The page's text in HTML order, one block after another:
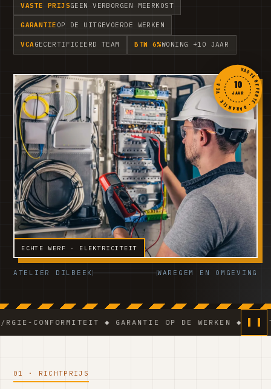
VASTE PRIJSGEEN VERBORGEN MEERKOST
GARANTIE OP DE UITGEVOERDE WERKEN
VCAGECERTIFICEERD TEAM BTW 6%WONING +10 JAAR
ECHTE WERF · ELEKTRICITEIT
VASTE OFFERTE · GARANTIE · VCA ·
10
JAAR
ATELIER DILBEEK WAREGEM EN OMGEVING
◆ GARANTIE OP DE WERKEN ◆ VCA-
01 · RICHTPRIJS